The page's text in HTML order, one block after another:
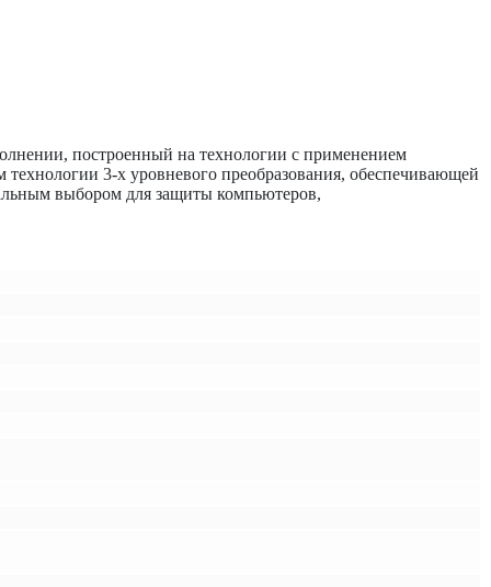
построенный на технологии с применением
3-х уровневого преобразования, обеспечивающей
выбором для защиты компьютеров,